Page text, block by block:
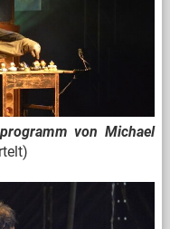
von Michael